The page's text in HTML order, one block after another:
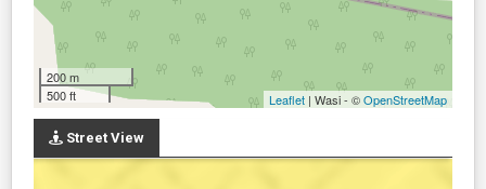
200 m
500 ft
Leaflet | Wasi - ©OpenStreetMap
Street View